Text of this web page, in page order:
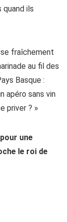
quand ils
fraîchement
au fil des
Basque :
apéro sans vin
priver ? »
une
le roi de